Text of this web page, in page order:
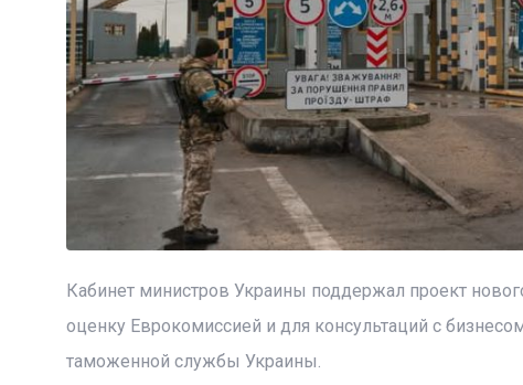
Кабинет министров Украины поддержал проект
оценку Еврокомиссией и для консультаций с
таможенной службы Украины.